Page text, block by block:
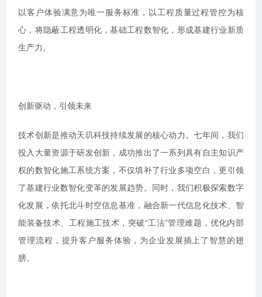
以客户体验满意为唯一服务标准，以工程质量过程管控为核
心，将隐蔽工程透明化，基础工程数智化，形成基建行业新质
生产力。
创新驱动，引领未来
技术创新是推动天玑科技持续发展的核心动力。七年间，我们
投入大量资源于研发创新，成功推出了一系列具有自主知识产
权的数智化施工系统方案，不仅填补了行业多项空白，更引领
了基建行业数智化变革的发展趋势。同时，我们积极探索数字
化发展，依托北斗时空信息基准，融合新一代信息化技术、智
能装备技术、工程施工技术，突破“工法”管理难题，优化内部
管理流程，提升客户服务体验，为企业发展插上了智慧的翅
膀。